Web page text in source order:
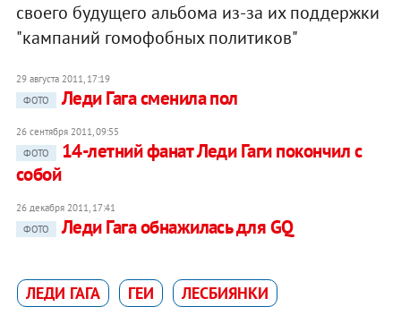
своего будущего альбома из-за их поддержки
"кампаний гомофобных политиков"
29 августа 2011, 17:19
ФОТО
Леди Гага сменила пол
26 сентября 2011, 09:55
ФОТО
14-летний фанат Леди Гаги покончил с
собой
26 декабря 2011, 17:41
ФОТО
Леди Гага обнажилась для GQ
ЛЕДИ ГАГА ГЕИ ЛЕСБИЯНКИ